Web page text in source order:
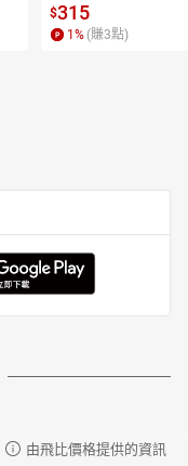
$315
1 % (賺3點)
由飛比價格提供的資訊